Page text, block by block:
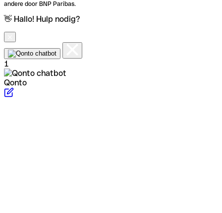
andere door BNP Paribas.
👋 Hallo! Hulp nodig?
1
Qonto